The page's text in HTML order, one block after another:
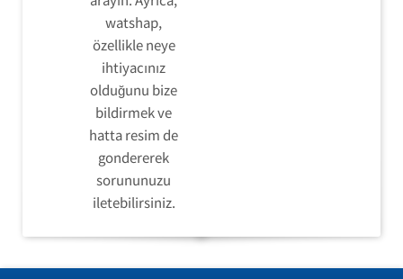
watshap,
özellikle neye
ihtiyacınız
olduğunu bize
bildirmek ve
hatta resim de
gondererek
sorununuzu
iletebilirsiniz.